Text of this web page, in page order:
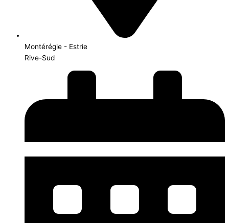
Montérégie - Estrie
Rive-Sud